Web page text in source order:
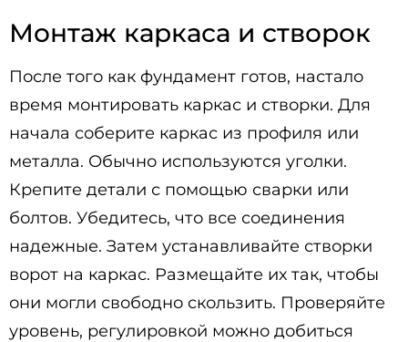
Монтаж каркаса и створок
После того как фундамент готов, настало
время монтировать каркас и створки. Для
начала соберите каркас из профиля или
металла. Обычно используются уголки.
Крепите детали с помощью сварки или
болтов. Убедитесь, что все соединения
надежные. Затем устанавливайте створки
ворот на каркас. Размещайте их так, чтобы
они могли свободно скользить. Проверяйте
уровень, регулировкой можно добиться